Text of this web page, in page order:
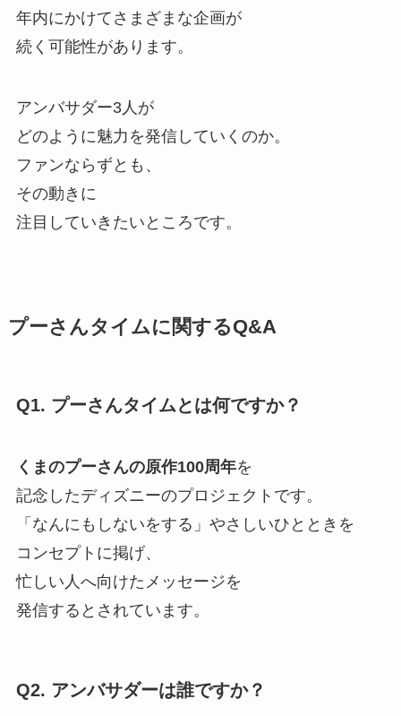
年内にかけてさまざまな企画が
続く可能性があります。
アンバサダー3人が
どのように魅力を発信していくのか。
ファンならずとも、
その動きに
注目していきたいところです。
プーさんタイムに関するQ&A
Q1. プーさんタイムとは何ですか？
くまのプーさんの原作100周年を
記念したディズニーのプロジェクトです。
「なんにもしないをする」やさしいひとときを
コンセプトに掲げ、
忙しい人へ向けたメッセージを
発信するとされています。
Q2. アンバサダーは誰ですか？